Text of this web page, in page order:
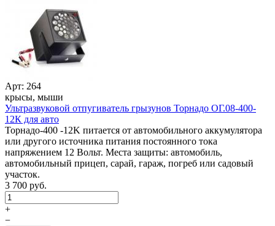
Арт: 264
крысы, мыши
Ультразвуковой отпугиватель грызунов Торнадо ОГ.08-400-
12К для авто
Торнадо-400 -12K питается от автомобильного аккумулятора
или другого источника питания постоянного тока
напряжением 12 Вольт. Места защиты: автомобиль,
автомобильный прицеп, сарай, гараж, погреб или садовый
участок.
3 700 руб.
+
−